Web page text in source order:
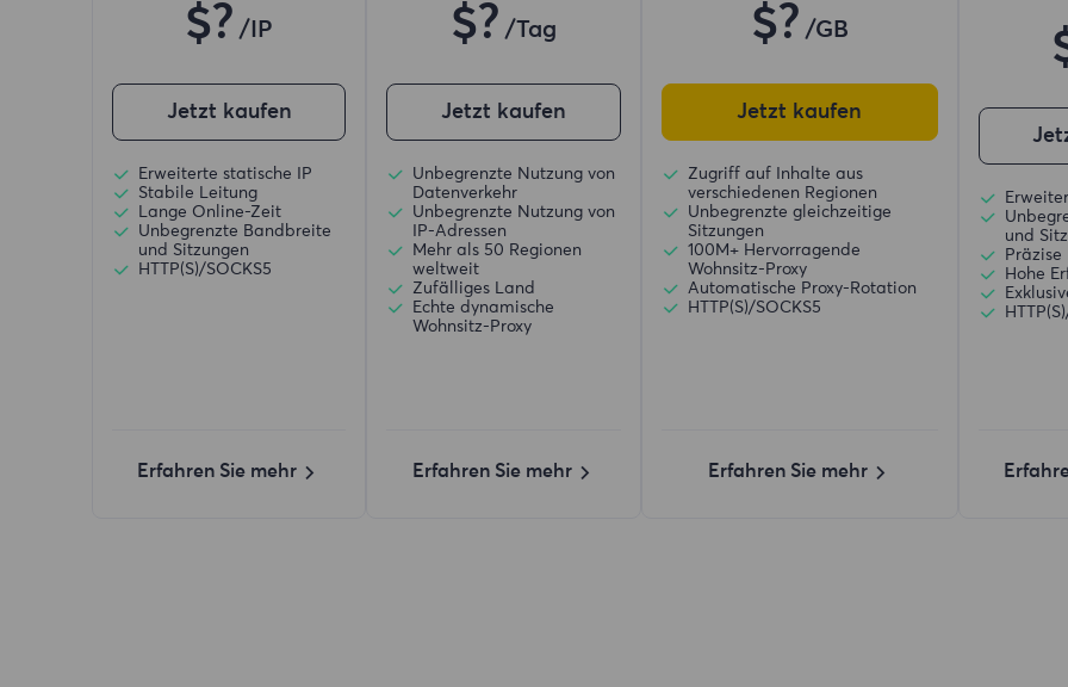
$? /IP
Jetzt kaufen
Erweiterte statische IP
Stabile Leitung
Lange Online-Zeit
Unbegrenzte Bandbreite
und Sitzungen
HTTP(S)/SOCKS5
Erfahren Sie mehr
$? /Tag
Jetzt kaufen
Unbegrenzte Nutzung von
Datenverkehr
Unbegrenzte Nutzung von
IP-Adressen
Mehr als 50 Regionen
weltweit
Zufälliges Land
Echte dynamische
Wohnsitz-Proxy
Erfahren Sie mehr
$? /GB
Jetzt kaufen
Zugriff auf Inhalte aus
verschiedenen Regionen
Unbegrenzte gleichzeitige
Sitzungen
100M+ Hervorragende
Wohnsitz-Proxy
Automatische Proxy-Rotation
HTTP(S)/SOCKS5
Erfahren Sie mehr
und
Präzise
Hohe